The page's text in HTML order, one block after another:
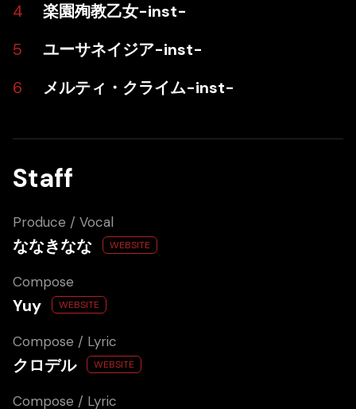
楽園殉教乙女-inst-
ユーサネイジア-inst-
メルティ・クライム-inst-
Staff
Produce / Vocal
ななきなな WEBSITE
Compose
Yuy WEBSITE
Compose / Lyric
クロデル WEBSITE
Compose / Lyric